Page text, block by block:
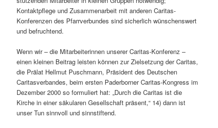
Kontaktpflege und Zusammenarbeit mit anderen Caritas-
Konferenzen des Pfarrverbundes sind sicherlich wünschenswert
und befruchtend.
Wenn wir – die Mitarbeiterinnen unserer Caritas-Konferenz –
einen kleinen Beitrag leisten können zur Zielsetzung der Caritas,
die Prälat Hellmut Puschmann, Präsident des Deutschen
Caritasverbandes, beim ersten Paderborner Caritas-Kongress im
Dezember 2000 so formuliert hat: „Durch die Caritas ist die
Kirche in einer säkularen Gesellschaft präsent,“ 14) dann ist
unser Tun sinnvoll und sinnstiftend.